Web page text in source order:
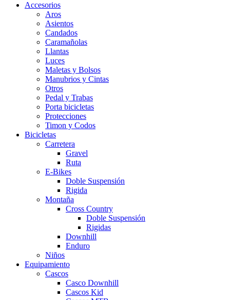
Accesorios
Aros
Asientos
Candados
Caramañolas
Llantas
Luces
Maletas y Bolsos
Manubrios y Cintas
Otros
Pedal y Trabas
Porta bicicletas
Protecciones
Timon y Codos
Bicicletas
Carretera
Gravel
Ruta
E-Bikes
Doble Suspensión
Rigida
Montaña
Cross Country
Doble Suspensión
Rigidas
Downhill
Enduro
Niños
Equipamiento
Cascos
Casco Downhill
Cascos Kid